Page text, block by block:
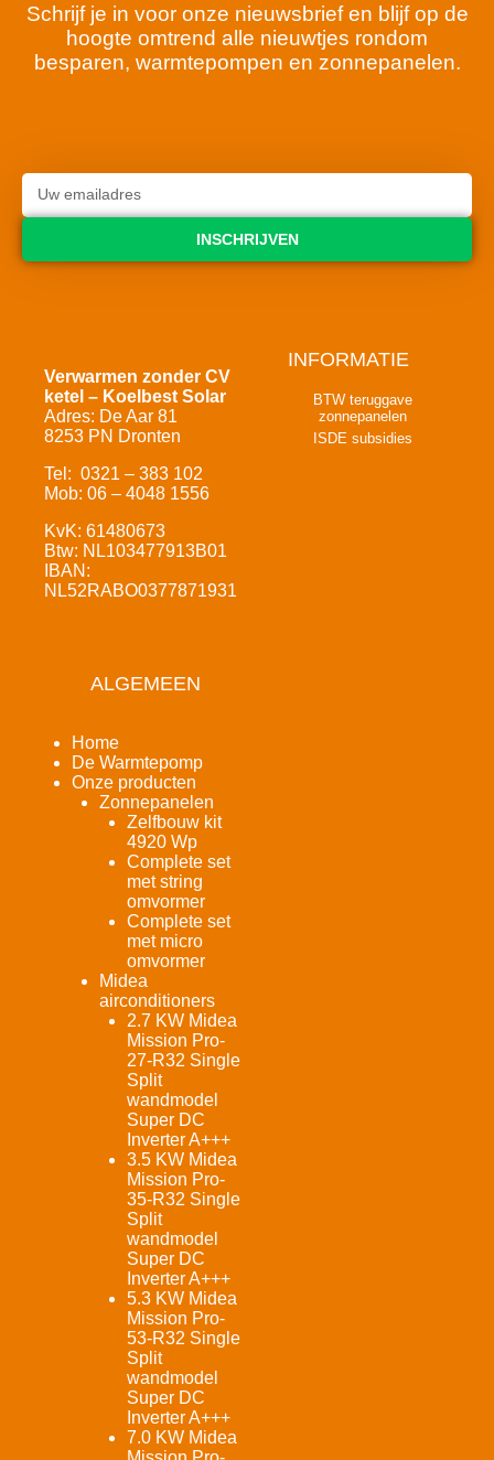
Schrijf je in voor onze nieuwsbrief en blijf op de
hoogte omtrend alle nieuwtjes rondom
besparen, warmtepompen en zonnepanelen.
INSCHRIJVEN
Verwarmen zonder CV
ketel – Koelbest Solar
Adres: De Aar 81
8253 PN Dronten
Tel: 0321 – 383 102
Mob: 06 – 4048 1556
KvK: 61480673
Btw: NL103477913B01
IBAN:
NL52RABO0377871931
INFORMATIE
BTW teruggave
zonnepanelen
ISDE subsidies
ALGEMEEN
Home
De Warmtepomp
Onze producten
Zonnepanelen
Zelfbouw kit
4920 Wp
Complete set
met string
omvormer
Complete set
met micro
omvormer
Midea
airconditioners
2.7 KW Midea
Mission Pro-
27-R32 Single
Split
wandmodel
Super DC
Inverter A+++
3.5 KW Midea
Mission Pro-
35-R32 Single
Split
wandmodel
Super DC
Inverter A+++
5.3 KW Midea
Mission Pro-
53-R32 Single
Split
wandmodel
Super DC
Inverter A+++
7.0 KW Midea